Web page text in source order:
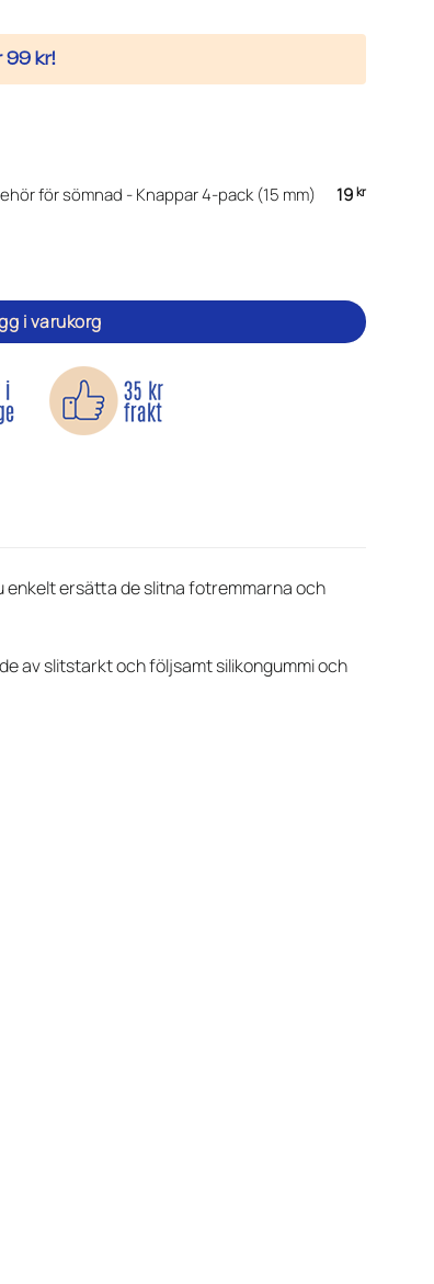
99 kr!
för sömnad - Knappar 4-pack (15 mm) 19 kr
i varukorg
enkelt ersätta de slitna fotremmarna och
av slitstarkt och följsamt silikongummi och